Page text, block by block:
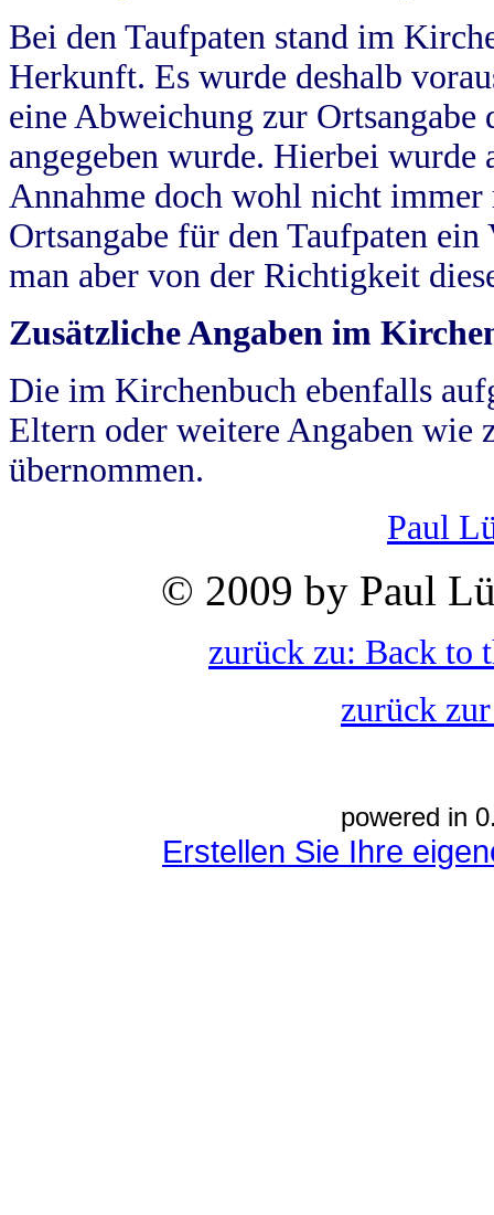
Bei den Taufpaten stand im
Herkunft. Es wurde deshalb
eine Abweichung zur
angegeben wurde. Hierbei wurde
Annahme doch wohl nicht
Ortsangabe für den Taufpaten
man aber von der Richtigkeit
Zusätzliche Angaben im
Die im Kirchenbuch ebenfalls
Eltern oder weitere Angaben wie
übernommen.
Paul
© 2009 by Paul
zurück zu: Back to
zurück
powered in
Erstellen Sie Ihre